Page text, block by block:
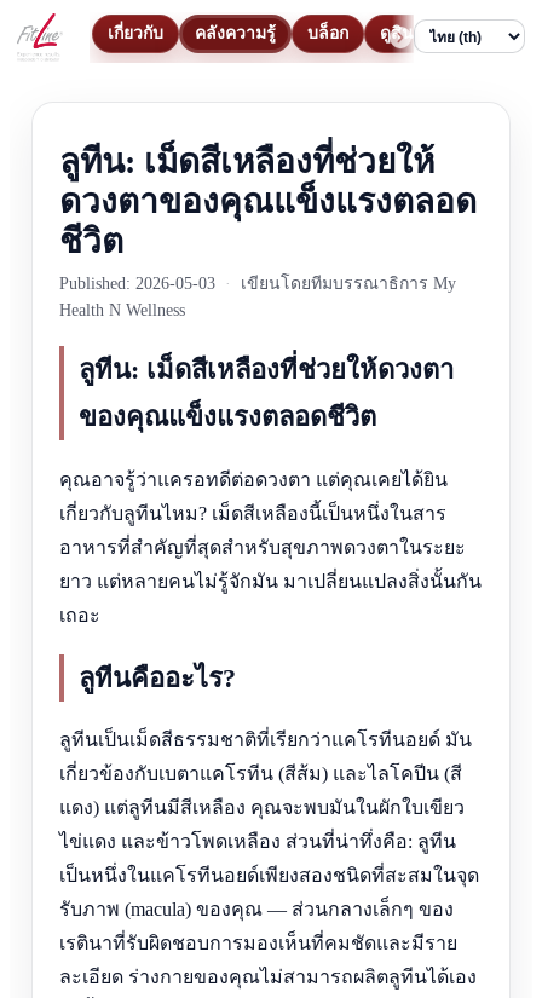
เกี่ยวกับ คลังความรู้ บล็อก ดูสินค้า
ติดต่อ
Language
ลูทีน: เม็ดสีเหลืองที่ช่วยให้
ดวงตาของคุณแข็งแรงตลอด
ชีวิต
Published: 2026-05-03 ·
เขียนโดยทีมบรรณาธิการ My
Health N Wellness
ลูทีน: เม็ดสีเหลืองที่ช่วยให้ดวงตา
ของคุณแข็งแรงตลอดชีวิต
คุณอาจรู้ว่าแครอทดีต่อดวงตา แต่คุณเคยได้ยิน
เกี่ยวกับลูทีนไหม? เม็ดสีเหลืองนี้เป็นหนึ่งในสาร
อาหารที่สำคัญที่สุดสำหรับสุขภาพดวงตาในระยะ
ยาว แต่หลายคนไม่รู้จักมัน มาเปลี่ยนแปลงสิ่งนั้นกัน
เถอะ
ลูทีนคืออะไร?
ลูทีนเป็นเม็ดสีธรรมชาติที่เรียกว่าแคโรทีนอยด์ มัน
เกี่ยวข้องกับเบตาแคโรทีน (สีส้ม) และไลโคปีน (สี
แดง) แต่ลูทีนมีสีเหลือง คุณจะพบมันในผักใบเขียว
ไข่แดง และข้าวโพดเหลือง ส่วนที่น่าทึ่งคือ: ลูทีน
เป็นหนึ่งในแคโรทีนอยด์เพียงสองชนิดที่สะสมในจุด
รับภาพ (macula) ของคุณ — ส่วนกลางเล็กๆ ของ
เรตินาที่รับผิดชอบการมองเห็นที่คมชัดและมีราย
ละเอียด ร่างกายของคุณไม่สามารถผลิตลูทีนได้เอง